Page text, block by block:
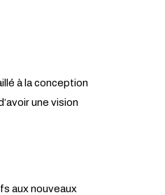
à la conception
une vision
aux nouveaux